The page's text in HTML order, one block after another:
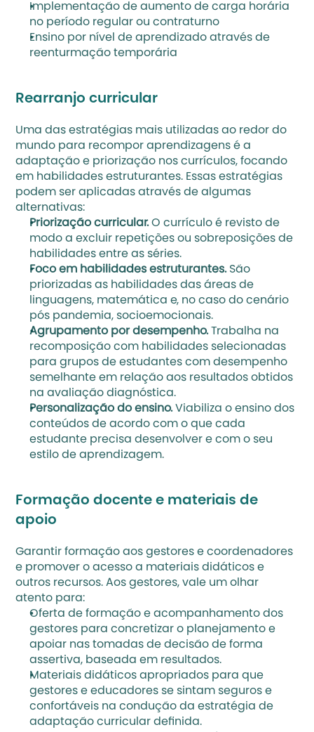
Implementação de aumento de carga horária
no período regular ou contraturno
Ensino por nível de aprendizado através de
reenturmação temporária
Rearranjo curricular
Uma das estratégias mais utilizadas ao redor do
mundo para recompor aprendizagens é a
adaptação e priorização nos currículos, focando
em habilidades estruturantes. Essas estratégias
podem ser aplicadas através de algumas
alternativas:
Priorização curricular. O currículo é revisto de
modo a excluir repetições ou sobreposições de
habilidades entre as séries.
Foco em habilidades estruturantes. São
priorizadas as habilidades das áreas de
linguagens, matemática e, no caso do cenário
pós pandemia, socioemocionais.
Agrupamento por desempenho. Trabalha na
recomposição com habilidades selecionadas
para grupos de estudantes com desempenho
semelhante em relação aos resultados obtidos
na avaliação diagnóstica.
Personalização do ensino. Viabiliza o ensino dos
conteúdos de acordo com o que cada
estudante precisa desenvolver e com o seu
estilo de aprendizagem.
Formação docente e materiais de
apoio
Garantir formação aos gestores e coordenadores
e promover o acesso a materiais didáticos e
outros recursos. Aos gestores, vale um olhar
atento para:
Oferta de formação e acompanhamento dos
gestores para concretizar o planejamento e
apoiar nas tomadas de decisão de forma
assertiva, baseada em resultados.
Materiais didáticos apropriados para que
gestores e educadores se sintam seguros e
confortáveis na condução da estratégia de
adaptação curricular definida.